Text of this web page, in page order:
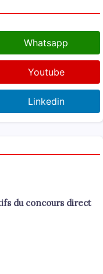
Whatsapp
Youtube
Linkedin
du concours direct